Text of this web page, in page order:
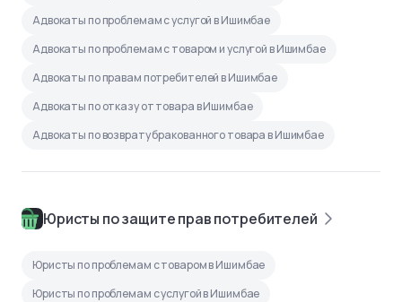
Адвокаты по проблемам с услугой в Ишимбае
Адвокаты по проблемам с товаром и услугой в Ишимбае
Адвокаты по правам потребителей в Ишимбае
Адвокаты по отказу от товара в Ишимбае
Адвокаты по возврату бракованного товара в Ишимбае
Юристы по защите прав потребителей
Юристы по проблемам с товаром в Ишимбае
Юристы по проблемам с услугой в Ишимбае